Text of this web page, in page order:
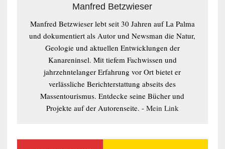
Manfred Betzwieser
Manfred Betzwieser lebt seit 30 Jahren auf La Palma
und dokumentiert als Autor und Newsman die Natur,
Geologie und aktuellen Entwicklungen der
Kanareninsel. Mit tiefem Fachwissen und
jahrzehntelanger Erfahrung vor Ort bietet er
verlässliche Berichterstattung abseits des
Massentourismus. Entdecke seine Bücher und
Projekte auf der Autorenseite. - Mein Link